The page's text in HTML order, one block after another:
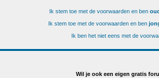
Ik stem toe met de voorwaarden en ben
Ik stem toe met de voorwaarden en ben
Ik ben het niet eens met de
Wil je ook een eigen gratis